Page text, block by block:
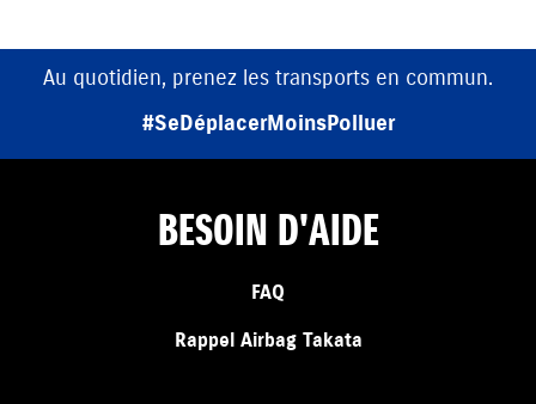
Au quotidien, prenez les transports en commun.
#SeDéplacerMoinsPolluer
BESOIN D'AIDE
FAQ
Rappel Airbag Takata